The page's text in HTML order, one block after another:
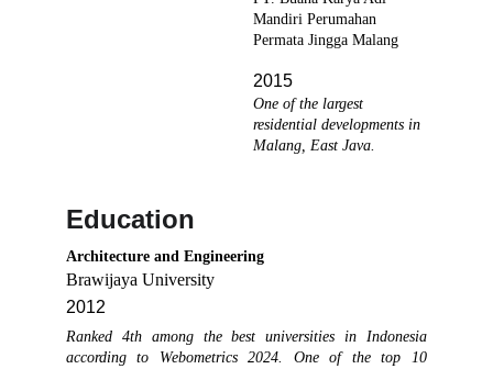
Mandiri Perumahan
Permata Jingga Malang
2015
One of the largest
residential developments in
Malang, East Java.
Architecture and Engineering
Brawijaya University
2012
Ranked 4th among the best universities in Indonesia
according to Webometrics 2024. One of the top 10
Education